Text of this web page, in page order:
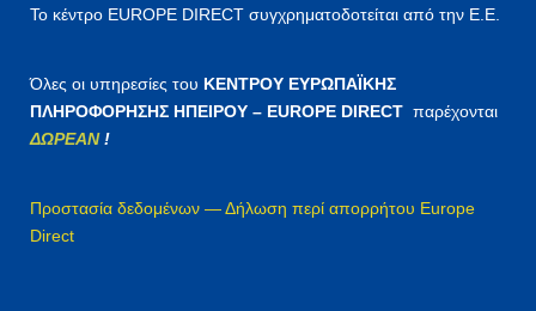
Το κέντρο EUROPE DIRECT συγχρηματοδοτείται από την Ε.Ε.
Όλες οι υπηρεσίες του ΚΕΝΤΡΟΥ ΕΥΡΩΠΑΪΚΗΣ
ΠΛΗΡΟΦΟΡΗΣΗΣ ΗΠΕΙΡΟΥ – EUROPE DIRECT παρέχονται
ΔΩΡΕΑΝ!
Προστασία δεδομένων — Δήλωση περί απορρήτου Europe
Direct